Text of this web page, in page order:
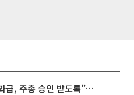
김정관 장관 “반도체 성과급, 주총 승인 받도록”…상법·자본시장법 개정 시사